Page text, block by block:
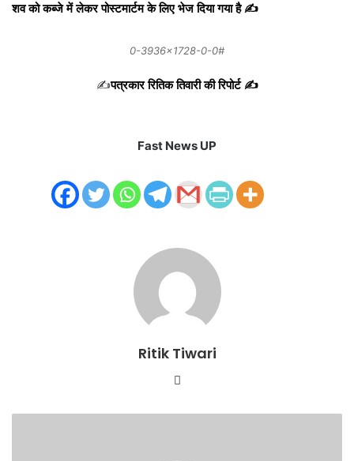
शव को कब्जे में लेकर पोस्टमार्टम के लिए भेज दिया गया है ✍️
0-3936×1728-0-0#
✍️पत्रकार रितिक तिवारी की रिपोर्ट ✍️
Fast News UP
Ritik Tiwari
Website